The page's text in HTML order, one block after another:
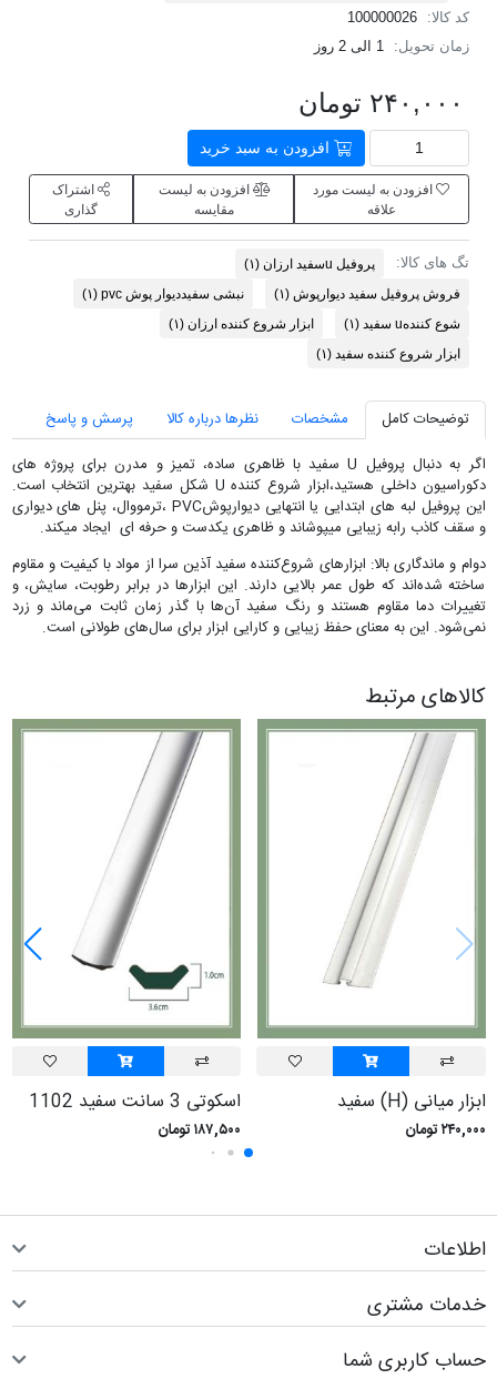
کد کالا:
100000026
زمان تحویل:
1 الی 2 روز
۲۴۰,۰۰۰ تومان
افزودن به سبد خرید
افزودن به لیست مورد
علاقه
افزودن به لیست
مقایسه
اشتراک
گذاری
تگ های کالا: پروفیل uسفید ارزان
(۱)
فروش پروفیل سفید دیوارپوش(۱) نبشی سفیددیوار پوش pvc
(۱)
شوع کنندهu سفید
(۱) ابزار شروع کننده ارزان(۱)
ابزار شروع کننده سفید(۱)
توضیحات کامل مشخصات نظرها درباره کالا
پرسش و پاسخ
اگر به دنبال پروفیل U سفید با ظاهری ساده، تمیز و مدرن برای پروژه های
دکوراسیون داخلی هستید،ابزار شروع کننده U شکل سفید بهترین انتخاب است.
این پروفیل لبه های ابتدایی یا انتهایی دیوارپوشPVC ،ترمووال، پنل های دیواری
و سقف کاذب رابه زیبایی میپوشاند و ظاهری یکدست و حرفه ای ایجاد میکند.
دوام و ماندگاری بالا: ابزارهای شروع‌کننده سفید آذین سرا از مواد با کیفیت و مقاوم
ساخته شده‌اند که طول عمر بالایی دارند. این ابزارها در برابر رطوبت، سایش، و
تغییرات دما مقاوم هستند و رنگ سفید آن‌ها با گذر زمان ثابت می‌ماند و زرد
نمی‌شود. این به معنای حفظ زیبایی و کارایی ابزار برای سال‌های طولانی است.
کالاهای مرتبط
ابزار ميانی (H) سفيد
۲۴۰,۰۰۰ تومان
اسکوتی 3 سانت سفيد 1102
۱۸۷,۵۰۰ تومان
اطلاعات
خدمات مشتری
حساب کاربری شما